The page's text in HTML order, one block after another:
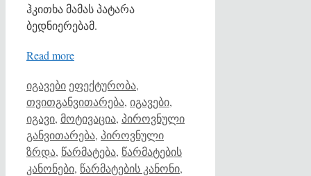
ჰკითხა მამას პატარა
ბედნიერებამ.
Read more
Categories
იგავები Tags
ეფექტურობა,
თვითგანვითარება, იგავები,
იგავი, მოტივაცია, პიროვნული
განვითარება, პიროვნული
ზრდა, წარმატება, წარმატების
კანონები, წარმატების კანონი,